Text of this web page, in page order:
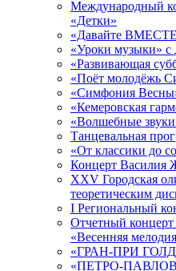
Международный
«Детки»
«Давайте
«Уроки музыки»
«Развивающая
«Поёт молодёжь
«Симфония
«Кемеровская
«Волшебные звуки
Танцевальная
«От классики до
Концерт Василия
ХХV Городская
теоретическим
I Региональный
Отчетный концерт
«Весенняя
«ГРАН-ПРИ
«ПЕТРО-